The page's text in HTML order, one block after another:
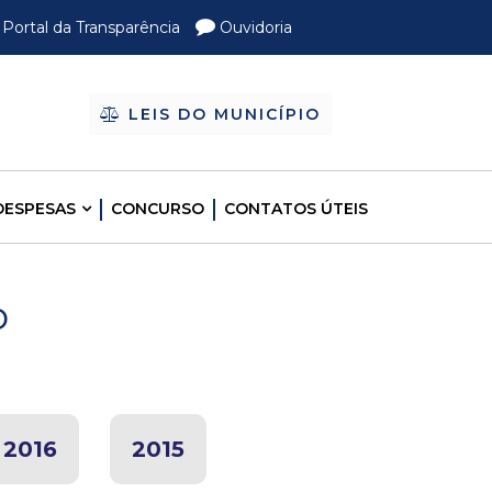
Portal da Transparência Ouvidoria
LEIS DO MUNICÍPIO
CONCURSO CONTATOS ÚTEIS
2016 2015